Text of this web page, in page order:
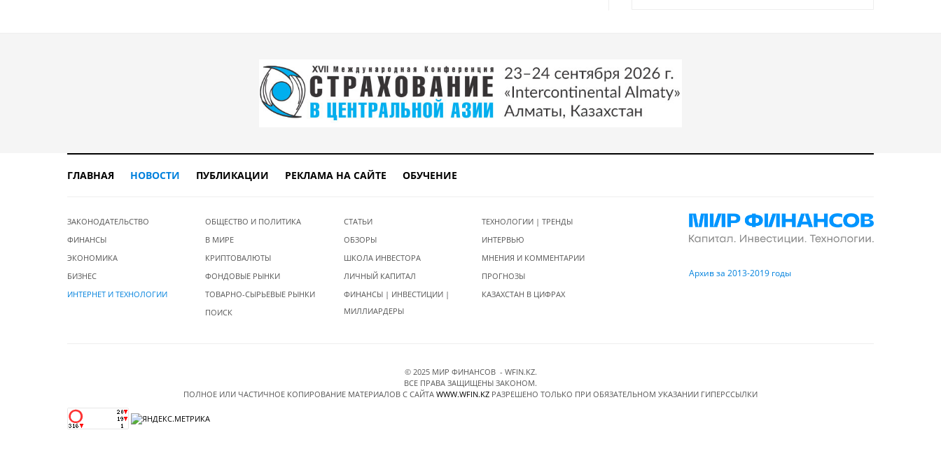
ГЛАВНАЯ НОВОСТИ ПУБЛИКАЦИИ РЕКЛАМА НА САЙТЕ ОБУЧЕНИЕ
ЗАКОНОДАТЕЛЬСТВО
ФИНАНСЫ
ЭКОНОМИКА
БИЗНЕС
ИНТЕРНЕТ И ТЕХНОЛОГИИ
ОБЩЕСТВО И ПОЛИТИКА
В МИРЕ
КРИПТОВАЛЮТЫ
ФОНДОВЫЕ РЫНКИ
ТОВАРНО-СЫРЬЕВЫЕ РЫНКИ
ПОИСК
СТАТЬИ
ОБЗОРЫ
ШКОЛА ИНВЕСТОРА
ЛИЧНЫЙ КАПИТАЛ
ФИНАНСЫ | ИНВЕСТИЦИИ |
МИЛЛИАРДЕРЫ
ТЕХНОЛОГИИ | ТРЕНДЫ
ИНТЕРВЬЮ
МНЕНИЯ И КОММЕНТАРИИ
ПРОГНОЗЫ
КАЗАХСТАН В ЦИФРАХ
Архив за 2013-2019 годы
© 2025 МИР ФИНАНСОВ - WFIN.KZ.
ВСЕ ПРАВА ЗАЩИЩЕНЫ ЗАКОНОМ.
ПОЛНОЕ ИЛИ ЧАСТИЧНОЕ КОПИРОВАНИЕ МАТЕРИАЛОВ C САЙТА WWW.WFIN.KZ РАЗРЕШЕНО ТОЛЬКО ПРИ ОБЯЗАТЕЛЬНОМ УКАЗАНИИ ГИПЕРССЫЛКИ